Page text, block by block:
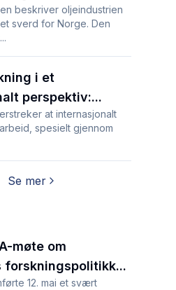
beskriver oljeindustrien
sverd for Norge. Den
i et
perspektiv:...
at internasjonalt
spesielt gjennom
Se mer
møte om
forskningspolitikk...
12. mai et svært